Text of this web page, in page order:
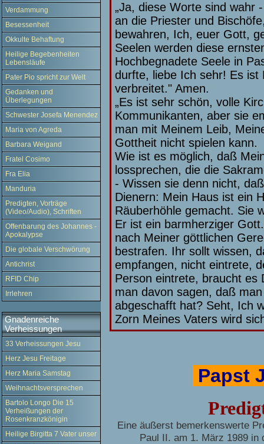
Verdammung
Besessenheit
Okkulte Behaftung
Heilige Begebenheiten
Lebensläufe
Pater Pio spricht zur Welt
Gedanken und
Überlegungen
Schwester Josefa Menendez
Maria von Agreda
Barbara Weigand
Fratel Cosimo
Fra Elia
Manduria
Predigten, Vorträge
(Video/Audio), Schriften
Offenbarung des Johannes -
Apokalypse
Die globale Verschwörung
Antichrist
RFID Chip
Irrlehren
Gnadenreiche
Verheissungen
33 Verheissungen Jesu
Herz Jesu Freitage
Herz Maria Samstag
Weihnachtsversprechen
Bartolo Longo Die 15
Verheißungen der
Rosenkranzkönigin
Heilige Birgitta 7 Vater unser
„Ja, diese Worte sind wahr
an die Priester und
bewahren, Ich, euer Gott,
Seelen werden diese
Hochbegnadete Seele in
durfte, liebe Ich sehr! Es ist
verbreitet." Amen.
„Es ist sehr schön, volle
Kommunikanten, aber sie
man mit Meinem Leib,
Gottheit nicht spielen kann.
Wie ist es möglich, daß
lossprechen, die die
- Wissen sie denn nicht,
Dienern: Mein Haus ist ein
Räuberhöhle gemacht. Sie
Er ist ein barmherziger
nach Meiner göttlichen
bestrafen. Ihr sollt wissen,
empfangen, nicht eintrete,
Person eintrete, braucht es
man davon sagen, daß
abgeschafft hat? Seht, Ich
Zorn Meines Vaters wird
Papst
Eine äußerst bemerkenswerte
Paul II. am 1. März 1989